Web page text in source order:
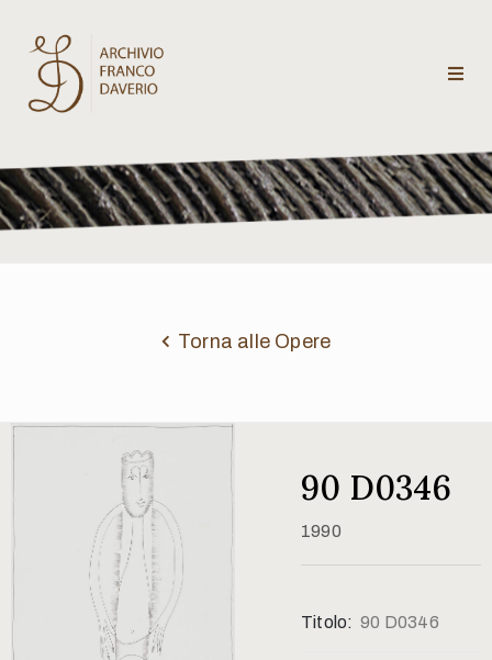
Archivio
Franco
Daverio
critici
Torna alle Opere
90 D0346
1990
Titolo: 90 D0346